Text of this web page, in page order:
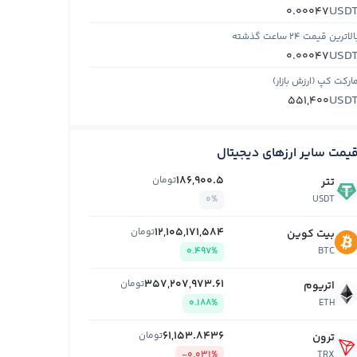
0.00047
قیمت ۲۴ ساعت گذشته
0.00047
مارکت کپ (ارزش بازار)
551,400
قیمت سایر ارزهای دیجیتال
تتر
USDT
186,900.5تومان
0%
بیت کوین
BTC
12,105,171,584تومان
0.497%
اتریوم
ETH
357,207,973.61تومان
0.188%
ترون 61,153.8436تومان